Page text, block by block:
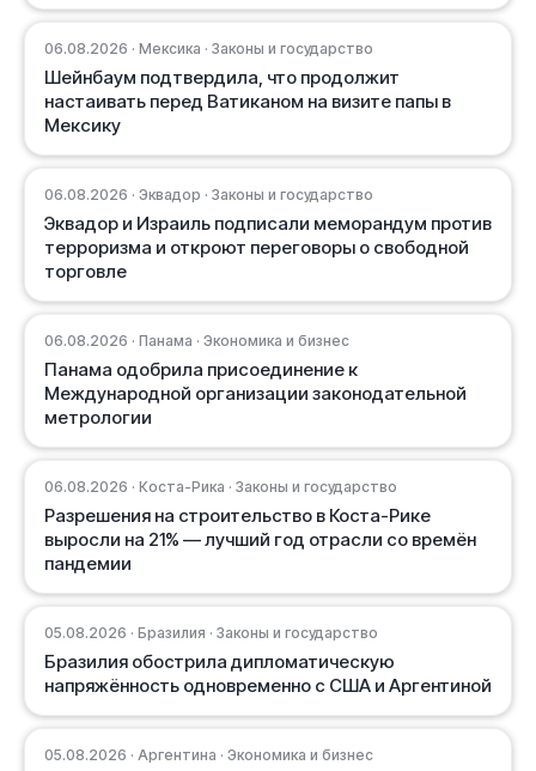
06.08.2026 · Мексика · Законы и государство
Шейнбаум подтвердила, что продолжит
настаивать перед Ватиканом на визите папы в
Мексику
06.08.2026 · Эквадор · Законы и государство
Эквадор и Израиль подписали меморандум против
терроризма и откроют переговоры о свободной
торговле
06.08.2026 · Панама · Экономика и бизнес
Панама одобрила присоединение к
Международной организации законодательной
метрологии
06.08.2026 · Коста-Рика · Законы и государство
Разрешения на строительство в Коста-Рике
выросли на 21% — лучший год отрасли со времён
пандемии
05.08.2026 · Бразилия · Законы и государство
Бразилия обострила дипломатическую
напряжённость одновременно с США и Аргентиной
05.08.2026 · Аргентина · Экономика и бизнес